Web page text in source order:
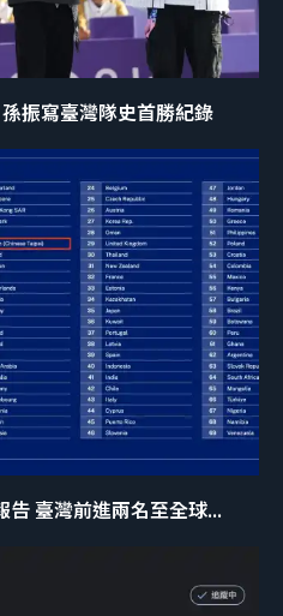
振寫臺灣隊史首勝紀錄
告 臺灣前進兩名至全球...